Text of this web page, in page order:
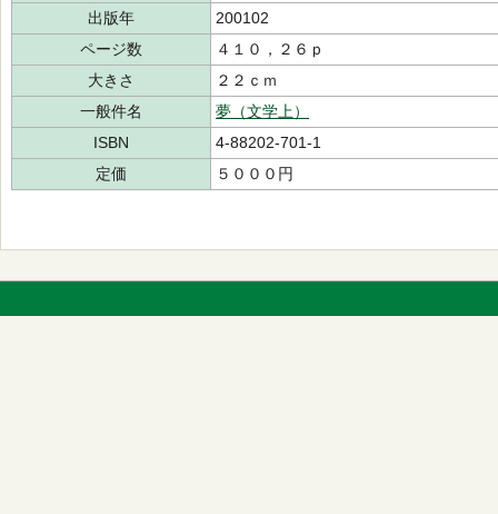
出版年
200102
ページ数
４１０，２６ｐ
大きさ
２２ｃｍ
一般件名
夢（文学上）
ISBN
4-88202-701-1
定価
５０００円